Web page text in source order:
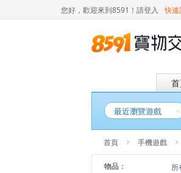
您好，歡迎來到8591！ 請登入 快速
最近瀏覽遊戲
首頁 手機遊戲
物品： 所